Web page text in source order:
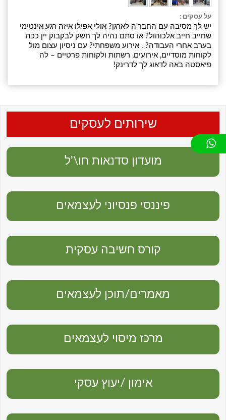
על עסקים :
יש לך מסיבה עם החבר'ה לארגן? אולי אפילו איזה רגע אינטימי
שחייב חייב אלכוהול? או סתם נהיה לך חשק לבקבוק יין ככה
בערב אחרי העבודה? . אירוע משפחתי? עם ניסיון עצום מול
לקוחות מוסדיים, אירועים, רשתות ולקוחות פרטיים – לה
פיאסטה באה לדאוג לך לדרינק!
שירותים לעסקים
מועדון סדנאות חו\'ל
פיננסי פנסיוני לעצמאים
קורס חשיבה עסקית
מאמרים/תוכן לעצמאים
מרכז מיסוי לעצמאים
אימון /יעוץ עסקי